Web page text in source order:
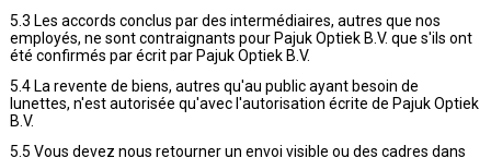
5.3 Les accords conclus par des intermédiaires, autres que nos
employés, ne sont contraignants pour Pajuk Optiek B.V. que s'ils ont
été confirmés par écrit par Pajuk Optiek B.V.
5.4 La revente de biens, autres qu'au public ayant besoin de
lunettes, n'est autorisée qu'avec l'autorisation écrite de Pajuk Optiek
B.V.
5.5 Vous devez nous retourner un envoi visible ou des cadres dans